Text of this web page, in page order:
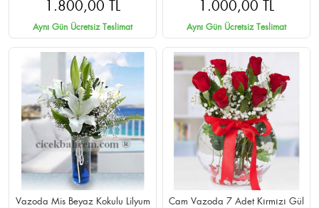
1.800,00 TL
Aynı Gün Ücretsiz Teslimat
1.000,00 TL
Aynı Gün Ücretsiz Teslimat
Vazoda Mis Beyaz Kokulu Lilyum Cam Vazoda 7 Adet Kırmızı Gül